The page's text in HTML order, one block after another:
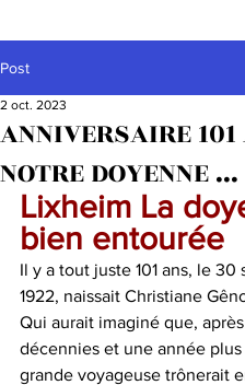
Post
ANNIVERSAIRE 101
NOTRE DOYENNE ...
2 oct. 2023
Lixheim La
bien entourée
Il y a tout juste 101 ans, le 30
1922, naissait Christiane
Qui aurait imaginé que,
décennies et une année plus
grande voyageuse trônerait